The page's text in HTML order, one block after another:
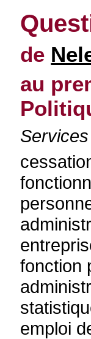
de
au
fonction
emploi